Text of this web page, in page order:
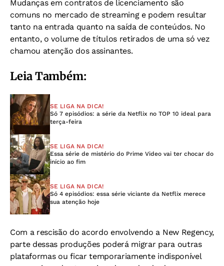
Mudanças em contratos de licenciamento são
comuns no mercado de streaming e podem resultar
tanto na entrada quanto na saída de conteúdos. No
entanto, o volume de títulos retirados de uma só vez
chamou atenção dos assinantes.
Leia Também:
SE LIGA NA DICA!
Só 7 episódios: a série da Netflix no TOP 10 ideal para
terça-feira
SE LIGA NA DICA!
Essa série de mistério do Prime Video vai ter chocar do
início ao fim
SE LIGA NA DICA!
Só 4 episódios: essa série viciante da Netflix merece
sua atenção hoje
Com a rescisão do acordo envolvendo a New Regency,
parte dessas produções poderá migrar para outras
plataformas ou ficar temporariamente indisponível